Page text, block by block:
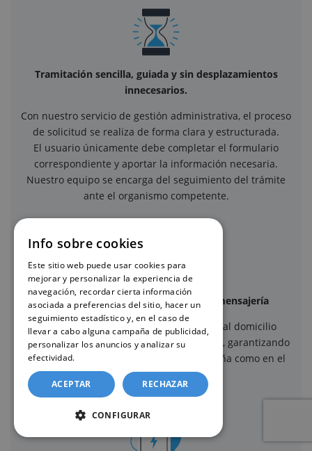
Tramitación sencilla, guiada y sin desplazamientos
innecesarios.
Con nuestro servicio de gestión administrativa, el proceso
de solicitud se realiza de forma clara y estructurada.
El usuario únicamente debe completar el formulario
correspondiente y aportar la información necesaria.
Nuestro equipo se encarga del seguimiento del trámite
ante el organismo competente.
Envío seguro mediante servicios de mensajería
Una vez recibido el certificado, se envía al domicilio
indicado mediante servicios de mensajería, garantizando
un envío seguro y trazable, tanto en España como en el
extranjero.
Info sobre cookies
Este sitio web puede usar cookies para
mejorar y personalizar la experiencia de
navegación, recordar cierta información
asociada a preferencias del sitio, hacer un
seguimiento estadístico y, en el caso de
llevar a cabo alguna campaña de publicidad,
personalizar los anuncios y analizar su
efectividad.
ACEPTAR RECHAZAR
CONFIGURAR